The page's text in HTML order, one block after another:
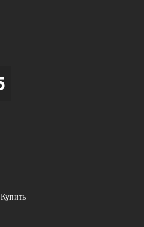
Купить